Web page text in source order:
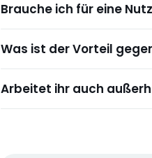
Brauche ich für eine
Was ist der Vorteil
Arbeitet ihr auch